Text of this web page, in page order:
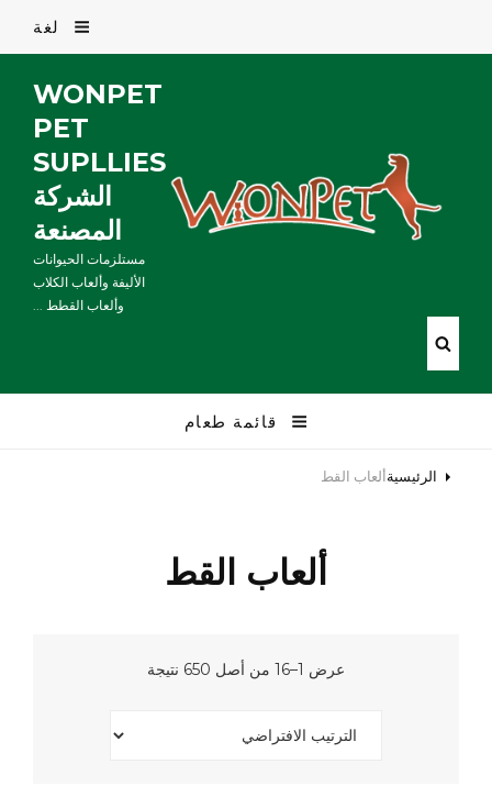
لغة
WONPET
PET
SUPLLIES
الشركة
المصنعة
مستلزمات الحيوانات
الأليفة وألعاب الكلاب
وألعاب القطط ...
قائمة طعام
الرئيسيةألعاب القط
ألعاب القط
عرض 1–16 من أصل 650 نتيجة